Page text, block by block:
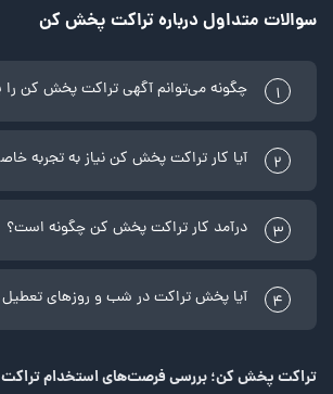
سوالات متداول درباره تراکت پخش کن
1 چگونه می‌توانم آگهی تراکت پخش کن را
2 آیا کار تراکت پخش کن نیاز به تجربه
3 درآمد کار تراکت پخش کن چگونه است؟
4 آیا پخش تراکت در شب و روزهای تعطیل
تراکت پخش کن؛ بررسی فرصت‌‌های استخدام